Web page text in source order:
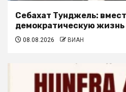
Себахат Тунджель:
демократическую жизнь
08.08.2026 ВИАН